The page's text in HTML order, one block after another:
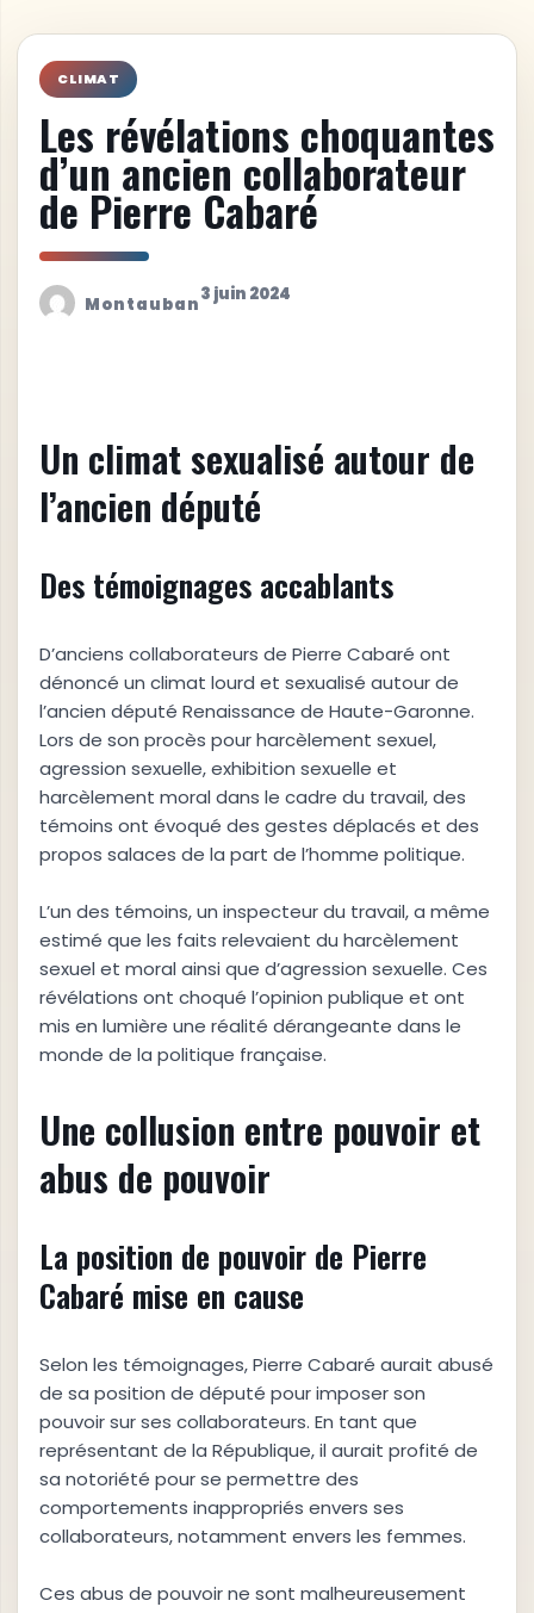
CLIMAT
Les révélations choquantes
d’un ancien collaborateur
de Pierre Cabaré
Montauban3 juin 2024
Un climat sexualisé autour de
l’ancien député
Des témoignages accablants
D’anciens collaborateurs de Pierre Cabaré ont
dénoncé un climat lourd et sexualisé autour de
l’ancien député Renaissance de Haute-Garonne.
Lors de son procès pour harcèlement sexuel,
agression sexuelle, exhibition sexuelle et
harcèlement moral dans le cadre du travail, des
témoins ont évoqué des gestes déplacés et des
propos salaces de la part de l’homme politique.
L’un des témoins, un inspecteur du travail, a même
estimé que les faits relevaient du harcèlement
sexuel et moral ainsi que d’agression sexuelle. Ces
révélations ont choqué l’opinion publique et ont
mis en lumière une réalité dérangeante dans le
monde de la politique française.
Une collusion entre pouvoir et
abus de pouvoir
La position de pouvoir de Pierre
Cabaré mise en cause
Selon les témoignages, Pierre Cabaré aurait abusé
de sa position de député pour imposer son
pouvoir sur ses collaborateurs. En tant que
représentant de la République, il aurait profité de
sa notoriété pour se permettre des
comportements inappropriés envers ses
collaborateurs, notamment envers les femmes.
Ces abus de pouvoir ne sont malheureusement